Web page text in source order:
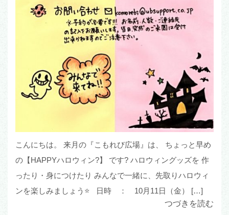
こんにちは。 来月の『こもれび広場』は、 ちょっと早め
の【HAPPYハロウィン?】 です? ハロウィングッズを 作
ったり・身につけたり みんなで一緒に、先取りハロウィ
ンを楽しみましょう⭐ 日時 ： 10月11日（金） […]
つづきを読む